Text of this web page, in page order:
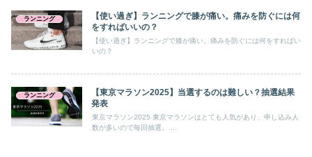
ランニング
【使い過ぎ】ランニングで膝が痛い。痛みを防ぐには何
をすればいいの？
【使い過ぎ】ランニングで膝が痛い。痛みを防ぐには何をすればい
いの？
ランニング
【東京マラソン2025】当選するのは難しい？抽選結果
発表
東京マラソン2025 東京マラソンはとても人気があり、申し込み人
数が多いので毎回抽選。 ...